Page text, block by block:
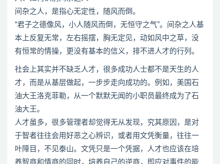
间杂之人，是指心无定性，随风而倒。
“君子之德像风，小人随风而倒，无恒守之气”。间杂之人基
本上反复无常，左右摇摆，胸无定见，动如风中之草，没
有恒常的情操，更没有基本的信义，排不进人才的行列。
社会上其实并不缺乏人才，很多成功人士都不是天生的人
才，而是从基层做起，一步步走向成功的。例如，美国石
油大王洛克菲勒，从一个默默无闻的小职员最终成为了石
油大王。
人才虽多，很多管理者却觉得无从发现，究其原因，是对
于智者往往会用好恶之心辨识，或者用文凭衡量，往往一
叶障目，不见泰山。文凭只是一个凭据，人才也应该在培
养智商和情商的同时，培养自己的逆商，即应对事件的能